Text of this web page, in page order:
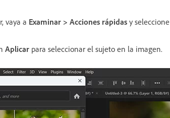
vaya a Examinar > Acciones rápidas y seleccione
Aplicar para seleccionar el sujeto en la imagen.